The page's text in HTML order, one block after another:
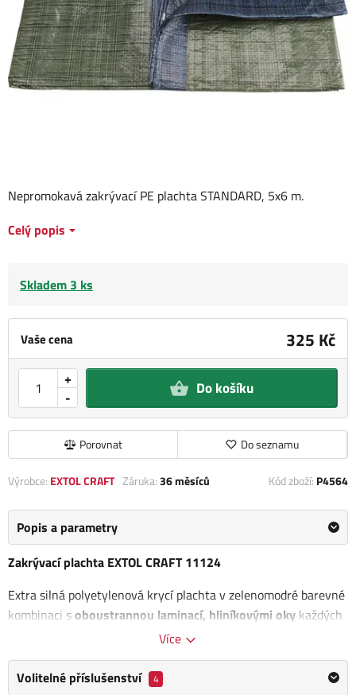
Vaše cena 325 Kč
-
+ Do košíku
Porovnat Do seznamu
Nepromokavá zakrývací PE plachta STANDARD, 5x6 m.
Celý popis
Skladem 3 ks
Výrobce: EXTOL CRAFT Záruka:36 měsíců Kód zboží: P4564
Popis a parametry
Zakrývací plachta EXTOL CRAFT 11124
Extra silná polyetylenová krycí plachta v zelenomodré barevné
kombinaci soboustrannou laminací, hliníkovými oky každých
100cm a zesílenými okraji. Odchylka od udávaných
Je univerzálnímpomocníkem pro celoroční použití.
Plachtu
Více
Volitelné příslušenství 4